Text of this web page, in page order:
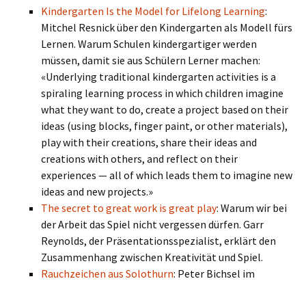
Kindergarten Is the Model for Lifelong Learning:
Mitchel Resnick über den Kindergarten als Modell fürs
Lernen. Warum Schulen kindergartiger werden
müssen, damit sie aus Schülern Lerner machen:
«Underlying traditional kindergarten activities is a
spiraling learning process in which children imagine
what they want to do, create a project based on their
ideas (using blocks, finger paint, or other materials),
play with their creations, share their ideas and
creations with others, and reflect on their
experiences — all of which leads them to imagine new
ideas and new projects.»
The secret to great work is great play: Warum wir bei
der Arbeit das Spiel nicht vergessen dürfen. Garr
Reynolds, der Präsentationsspezialist, erklärt den
Zusammenhang zwischen Kreativität und Spiel.
Rauchzeichen aus Solothurn: Peter Bichsel im